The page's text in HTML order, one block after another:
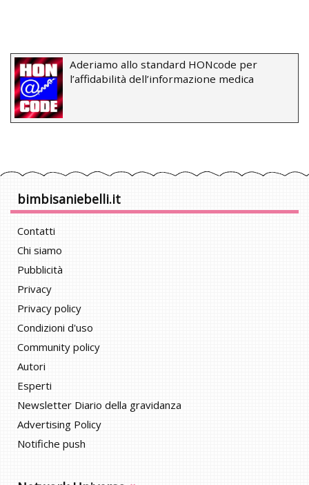
Aderiamo allo standard HONcode per
l’affidabilità dell’informazione medica
bimbisaniebelli.it
Contatti
Chi siamo
Pubblicità
Privacy
Privacy policy
Condizioni d'uso
Community policy
Autori
Esperti
Newsletter Diario della gravidanza
Advertising Policy
Notifiche push